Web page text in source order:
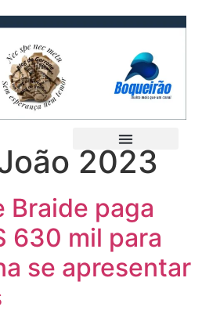
2023
Braide paga
630 mil para
se apresentar